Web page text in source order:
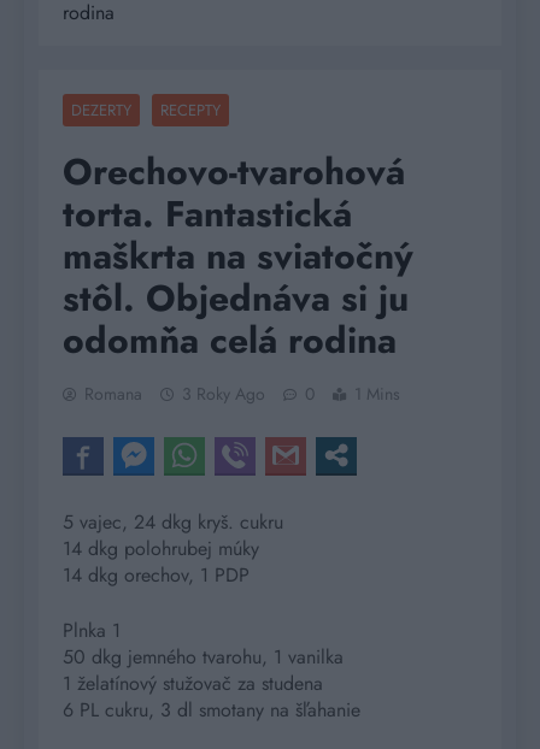
rodina
DEZERTY RECEPTY
Orechovo-tvarohová
torta. Fantastická
maškrta na sviatočný
stôl. Objednáva si ju
odomňa celá rodina
Romana 3 Roky Ago 0 1 Mins
5 vajec, 24 dkg kryš. cukru
14 dkg polohrubej múky
14 dkg orechov, 1 PDP
Plnka 1
50 dkg jemného tvarohu, 1 vanilka
1 želatínový stužovač za studena
6 PL cukru, 3 dl smotany na šľahanie